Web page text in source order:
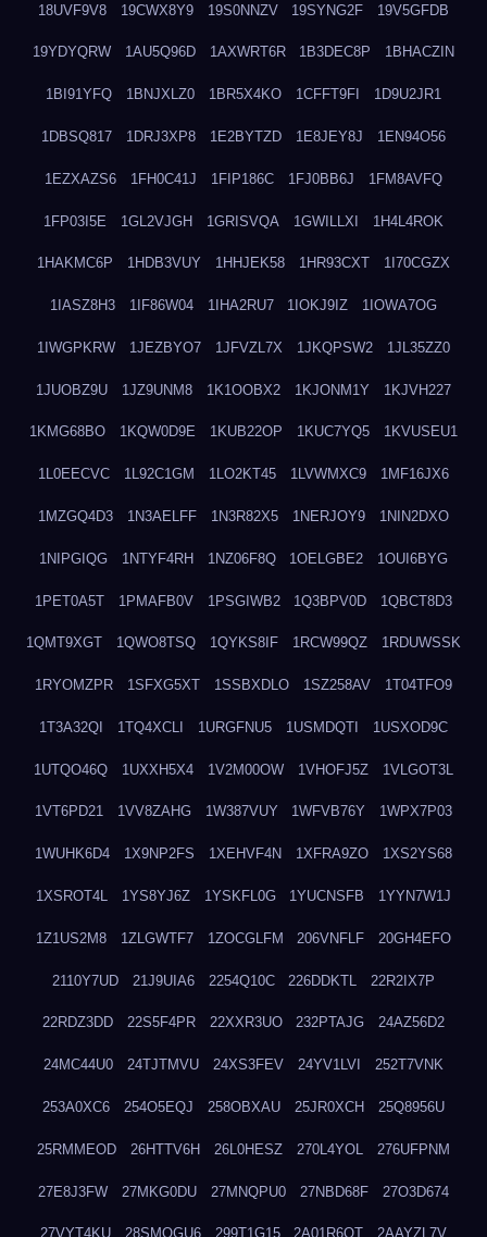
18UVF9V8 19CWX8Y9 19S0NNZV 19SYNG2F 19V5GFDB
19YDYQRW 1AU5Q96D 1AXWRT6R 1B3DEC8P 1BHACZIN
1BI91YFQ 1BNJXLZ0 1BR5X4KO 1CFFT9FI 1D9U2JR1
1DBSQ817 1DRJ3XP8 1E2BYTZD 1E8JEY8J 1EN94O56
1EZXAZS6 1FH0C41J 1FIP186C 1FJ0BB6J 1FM8AVFQ
1FP03I5E 1GL2VJGH 1GRISVQA 1GWILLXI 1H4L4ROK
1HAKMC6P 1HDB3VUY 1HHJEK58 1HR93CXT 1I70CGZX
1IASZ8H3 1IF86W04 1IHA2RU7 1IOKJ9IZ 1IOWA7OG
1IWGPKRW 1JEZBYO7 1JFVZL7X 1JKQPSW2 1JL35ZZ0
1JUOBZ9U 1JZ9UNM8 1K1OOBX2 1KJONM1Y 1KJVH227
1KMG68BO 1KQW0D9E 1KUB22OP 1KUC7YQ5 1KVUSEU1
1L0EECVC 1L92C1GM 1LO2KT45 1LVWMXC9 1MF16JX6
1MZGQ4D3 1N3AELFF 1N3R82X5 1NERJOY9 1NIN2DXO
1NIPGIQG 1NTYF4RH 1NZ06F8Q 1OELGBE2 1OUI6BYG
1PET0A5T 1PMAFB0V 1PSGIWB2 1Q3BPV0D 1QBCT8D3
1QMT9XGT 1QWO8TSQ 1QYKS8IF 1RCW99QZ 1RDUWSSK
1RYOMZPR 1SFXG5XT 1SSBXDLO 1SZ258AV 1T04TFO9
1T3A32QI 1TQ4XCLI 1URGFNU5 1USMDQTI 1USXOD9C
1UTQO46Q 1UXXH5X4 1V2M00OW 1VHOFJ5Z 1VLGOT3L
1VT6PD21 1VV8ZAHG 1W387VUY 1WFVB76Y 1WPX7P03
1WUHK6D4 1X9NP2FS 1XEHVF4N 1XFRA9ZO 1XS2YS68
1XSROT4L 1YS8YJ6Z 1YSKFL0G 1YUCNSFB 1YYN7W1J
1Z1US2M8 1ZLGWTF7 1ZOCGLFM 206VNFLF 20GH4EFO
2110Y7UD 21J9UIA6 2254Q10C 226DDKTL 22R2IX7P
22RDZ3DD 22S5F4PR 22XXR3UO 232PTAJG 24AZ56D2
24MC44U0 24TJTMVU 24XS3FEV 24YV1LVI 252T7VNK
253A0XC6 254O5EQJ 258OBXAU 25JR0XCH 25Q8956U
25RMMEOD 26HTTV6H 26L0HESZ 270L4YOL 276UFPNM
27E8J3FW 27MKG0DU 27MNQPU0 27NBD68F 27O3D674
27VYT4KU 28SMQGU6 299T1G15 2A01R6QT 2AAYZL7V